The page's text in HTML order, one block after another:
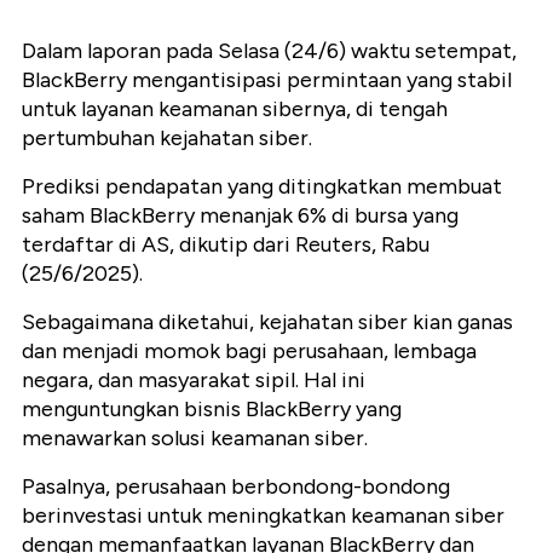
Dalam laporan pada Selasa (24/6) waktu setempat,
BlackBerry mengantisipasi permintaan yang stabil
untuk layanan keamanan sibernya, di tengah
pertumbuhan kejahatan siber.
Prediksi pendapatan yang ditingkatkan membuat
saham BlackBerry menanjak 6% di bursa yang
terdaftar di AS, dikutip dari Reuters, Rabu
(25/6/2025).
Sebagaimana diketahui, kejahatan siber kian ganas
dan menjadi momok bagi perusahaan, lembaga
negara, dan masyarakat sipil. Hal ini
menguntungkan bisnis BlackBerry yang
menawarkan solusi keamanan siber.
Pasalnya, perusahaan berbondong-bondong
berinvestasi untuk meningkatkan keamanan siber
dengan memanfaatkan layanan BlackBerry dan